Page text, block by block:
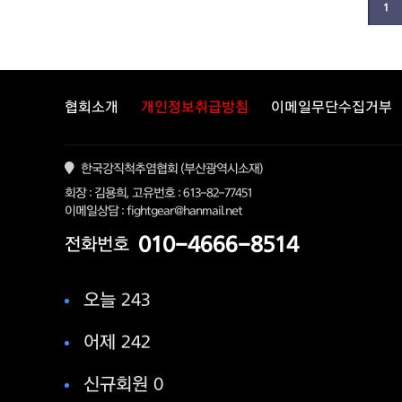
1
협회소개 개인정보취급방침 이메일무단수집거부
한국강직척추염협회 (부산광역시소재)
회장 : 김용희, 고유번호 : 613-82-77451
이메일상담 : fightgear@hanmail.net
전화번호 010-4666-8514
오늘 243
어제 242
신규회원 0